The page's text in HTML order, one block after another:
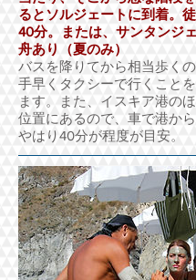
るとソルジェートに到着。
40分。または、サンタンジ
舟あり（夏のみ）
バスを降りてから相当歩く
手早くタクシーで行くこと
ます。また、イスキア港の
位置にあるので、車で港から
やはり40分が程度が目安。